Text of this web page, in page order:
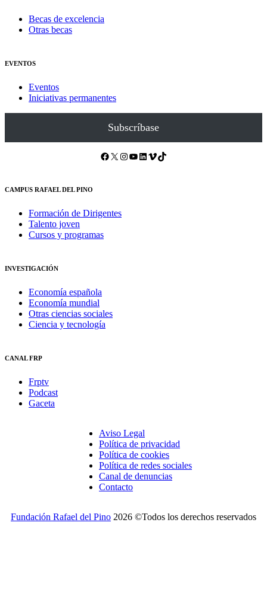
Becas de excelencia
Otras becas
EVENTOS
Eventos
Iniciativas permanentes
Subscríbase
Facebook X Instagram YouTube LinkedIn Vimeo TikTok
CAMPUS RAFAEL DEL PINO
Formación de Dirigentes
Talento joven
Cursos y programas
INVESTIGACIÓN
Economía española
Economía mundial
Otras ciencias sociales
Ciencia y tecnología
CANAL FRP
Frptv
Podcast
Gaceta
Aviso Legal
Política de privacidad
Política de cookies
Política de redes sociales
Canal de denuncias
Contacto
Fundación Rafael del Pino 2026 ©Todos los derechos reservados